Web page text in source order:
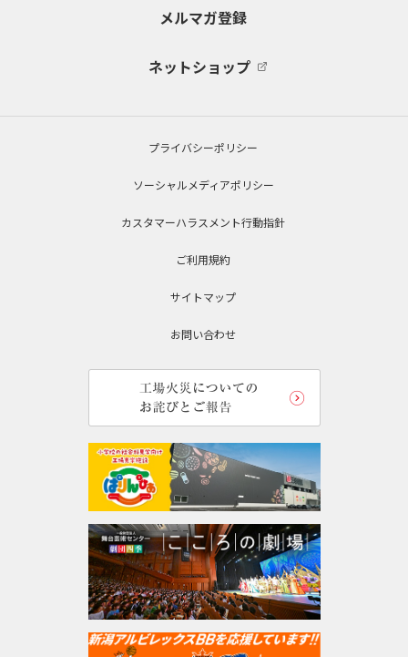
メルマガ登録
ネットショップ
プライバシーポリシー
ソーシャルメディアポリシー
カスタマーハラスメント行動指針
ご利用規約
サイトマップ
お問い合わせ